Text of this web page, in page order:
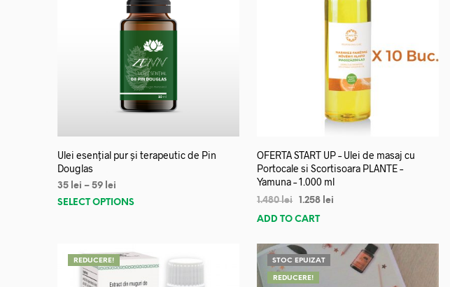
Ulei esențial pur și terapeutic de Pin
Douglas
35 lei – 59 lei
SELECT OPTIONS
OFERTA START UP – Ulei de masaj cu
Portocale si Scortisoara PLANTE –
Yamuna – 1.000 ml
1.480lei 1.258 lei
ADD TO CART
REDUCERE! STOC EPUIZAT
REDUCERE!